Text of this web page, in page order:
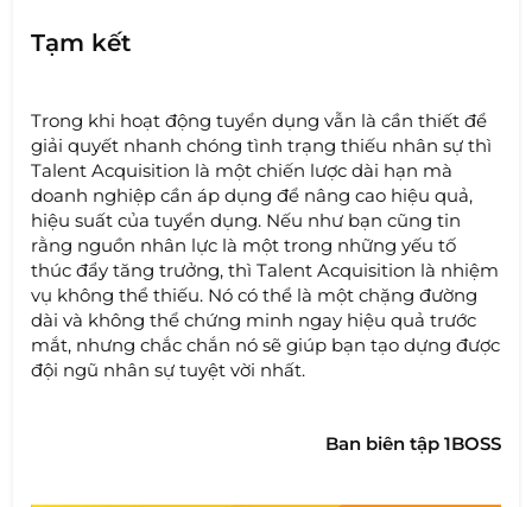
Tạm kết
Trong khi hoạt động tuyển dụng vẫn là cần thiết để
giải quyết nhanh chóng tình trạng thiếu nhân sự thì
Talent Acquisition là một chiến lược dài hạn mà
doanh nghiệp cần áp dụng để nâng cao hiệu quả,
hiệu suất của tuyển dụng. Nếu như bạn cũng tin
rằng nguồn nhân lực là một trong những yếu tố
thúc đẩy tăng trưởng, thì Talent Acquisition là nhiệm
vụ không thể thiếu. Nó có thể là một chặng đường
dài và không thể chứng minh ngay hiệu quả trước
mắt, nhưng chắc chắn nó sẽ giúp bạn tạo dựng được
đội ngũ nhân sự tuyệt vời nhất.
Ban biên tập 1BOSS